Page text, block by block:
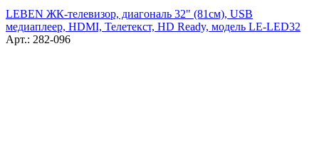
LEBEN ЖК-телевизор, диагональ 32" (81см), USB
медиаплеер, HDMI, Телетекст, HD Ready, модель LE-LED32
Арт.: 282-096